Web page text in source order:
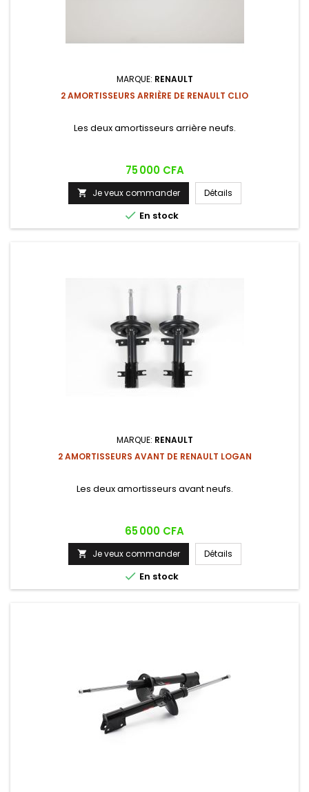
MARQUE: RENAULT
2 AMORTISSEURS ARRIÈRE DE RENAULT CLIO
Les deux amortisseurs arrière neufs.
Prix
75 000 CFA
 Je veux commander Détails
 En stock
MARQUE: RENAULT
2 AMORTISSEURS AVANT DE RENAULT LOGAN
Les deux amortisseurs avant neufs.
Prix
65 000 CFA
 Je veux commander Détails
 En stock